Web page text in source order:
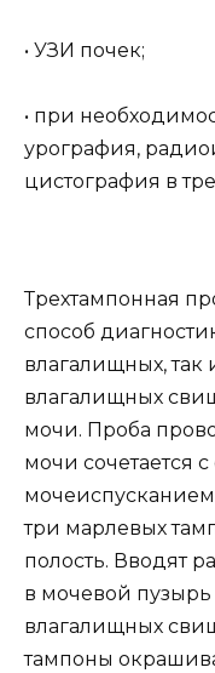
• УЗИ почек;
• при
урография,
цистография в
Трехтампонная
способ
влагалищных, так
влагалищных
мочи. Проба
мочи сочетается
три марлевых
полость. Вводят
в мочевой пузырь
влагалищных
тампоны